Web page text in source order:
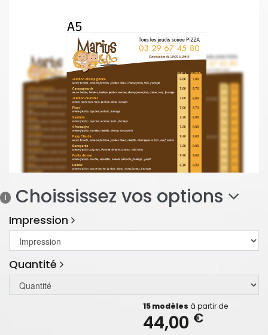
1 Choississez vos options
Impression
Quantité
15 modèles à partir de
44,00 €